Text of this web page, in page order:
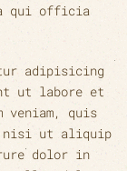
qui officia
adipisicing
ut labore et
veniam, quis
nisi ut aliquip
dolor in